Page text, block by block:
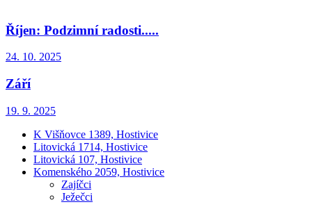
Říjen: Podzimní radosti.....
24. 10. 2025
Září
19. 9. 2025
K Višňovce 1389, Hostivice
Litovická 1714, Hostivice
Litovická 107, Hostivice
Komenského 2059, Hostivice
Zajíčci
Ježečci